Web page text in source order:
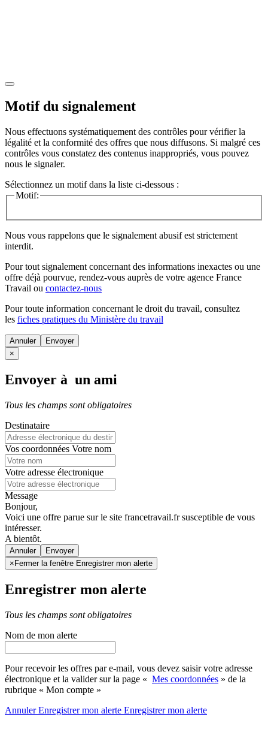
Motif du signalement
Nous effectuons systématiquement des contrôles pour vérifier la
légalité et la conformité des offres que nous diffusons. Si malgré ces
contrôles vous constatez des contenus inappropriés, vous pouvez
nous le signaler.
Sélectionnez un motif dans la liste ci-dessous :
Motif:
Nous vous rappelons que le signalement abusif est strictement
interdit.
Pour tout signalement concernant des informations inexactes ou une
offre déjà pourvue, rendez-vous auprès de votre agence France
Travail ou contactez-nous
Pour toute information concernant le droit du travail, consultez
les fiches pratiques du Ministère du travail
Annuler
×
Envoyer à un ami
Tous les champs sont obligatoires
Destinataire
Vos coordonnées Votre nom
Votre adresse électronique
Message
Bonjour,
Voici une offre parue sur le site francetravail.fr susceptible de vous
intéresser.
A bientôt.
Annuler
× Fermer la fenêtre Enregistrer mon alerte
Enregistrer mon alerte
Tous les champs sont obligatoires
Nom de mon alerte
Pour recevoir les offres par e-mail, vous devez saisir votre adresse
électronique et la valider sur la page « Mes coordonnées » de la
rubrique « Mon compte »
AnnulerEnregistrer mon alerte Enregistrermon alerte